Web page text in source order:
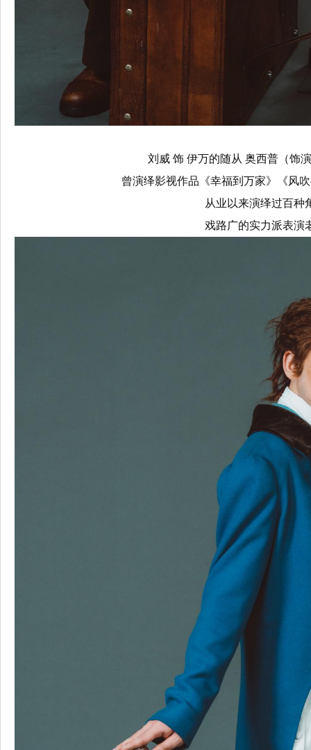
刘威 饰 伊万的随从 奥西普（饰
曾演绎影视作品《幸福到万家》《风
从业以来演绎过百种
戏路广的实力派表演